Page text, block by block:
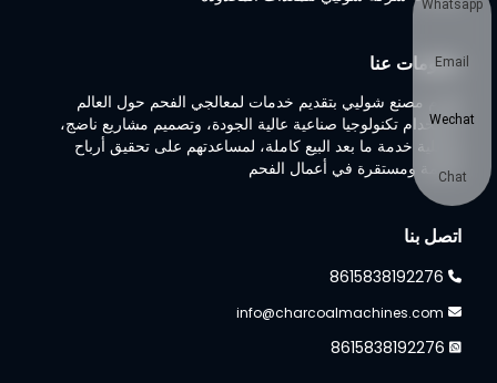
معلومات عنا
تلتزم مصنع شوليي بتقديم خدمات لمعالجي الفحم حول العالم
باستخدام تكنولوجيا صناعية عالية الجودة، وتصميم مشاريع ناضج،
وعملية خدمة ما بعد البيع كاملة، لمساعدتهم على تحقيق أرباح
ضخمة ومستقرة في أعمال الفحم
اتصل بنا
8615838192276
info@charcoalmachines.com
8615838192276
Whatsapp
Email
Wechat
Chat